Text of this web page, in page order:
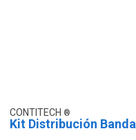
CONTITECH
Kit Distribución Banda